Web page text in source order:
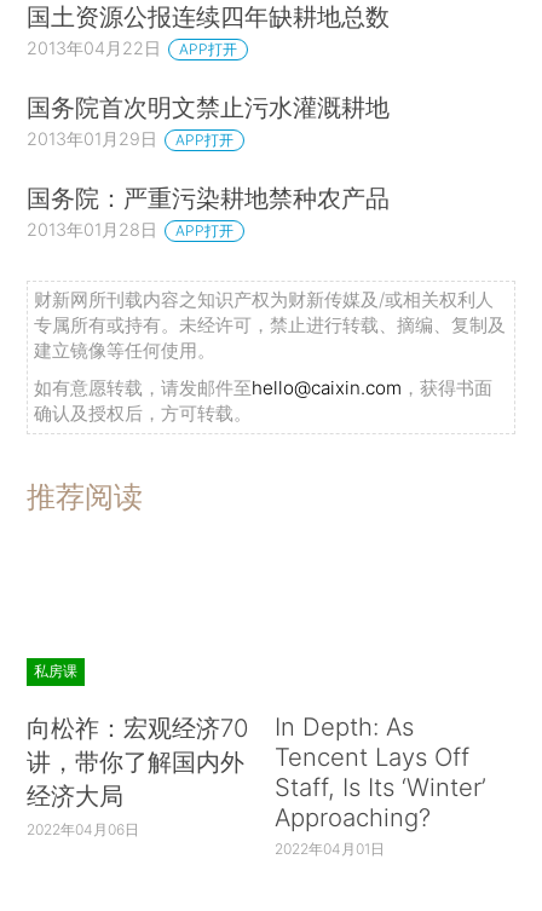
国土资源公报连续四年缺耕地总数
2013年04月22日 APP打开
国务院首次明文禁止污水灌溉耕地
2013年01月29日 APP打开
国务院：严重污染耕地禁种农产品
2013年01月28日 APP打开
财新网所刊载内容之知识产权为财新传媒及/或相关权利人
专属所有或持有。未经许可，禁止进行转载、摘编、复制及
建立镜像等任何使用。
如有意愿转载，请发邮件至hello@caixin.com ，获得书面
确认及授权后，方可转载。
推荐阅读
私房课
向松祚：宏观经济70
讲，带你了解国内外
经济大局
2022年04月06日
In Depth: As
Tencent Lays Off
Staff, Is Its ‘Winter’
Approaching?
2022年04月01日